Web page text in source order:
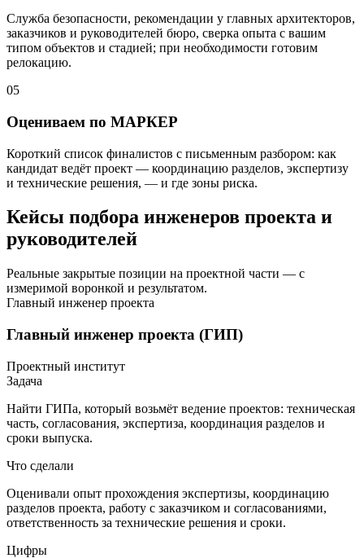
Служба безопасности, рекомендации у главных архитекторов,
заказчиков и руководителей бюро, сверка опыта с вашим
типом объектов и стадией; при необходимости готовим
релокацию.
05
Оцениваем по МАРКЕР
Короткий список финалистов с письменным разбором: как
кандидат ведёт проект — координацию разделов, экспертизу
и технические решения, — и где зоны риска.
Кейсы подбора инженеров проекта и
руководителей
Реальные закрытые позиции на проектной части — с
измеримой воронкой и результатом.
Главный инженер проекта
Главный инженер проекта (ГИП)
Проектный институт
Задача
Найти ГИПа, который возьмёт ведение проектов: техническая
часть, согласования, экспертиза, координация разделов и
сроки выпуска.
Что сделали
Оценивали опыт прохождения экспертизы, координацию
разделов проекта, работу с заказчиком и согласованиями,
ответственность за технические решения и сроки.
Цифры